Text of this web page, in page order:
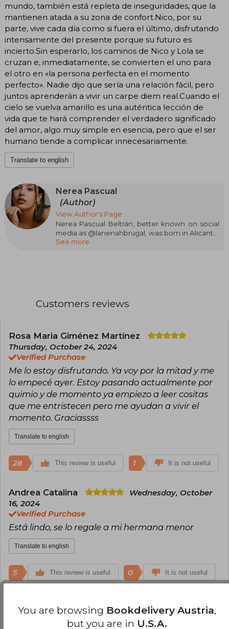
mundo, también está repleta de inseguridades, que la
mantienen atada a su zona de confort.Nico, por su
parte, vive cada día como si fuera el último, disfrutando
intensamente del presente porque su futuro es
incierto.Sin esperarlo, los caminos de Nico y Lola se
cruzan e, inmediatamente, se convierten el uno para
el otro en «la persona perfecta en el momento
perfecto». Nadie dijo que sería una relación fácil, pero
juntos aprenderán a vivir un carpe diem real.Cuando el
cielo se vuelva amarillo es una auténtica lección de
vida que te hará comprender el verdadero significado
del amor, algo muy simple en esencia, pero que el ser
humano tiende a complicar innecesariamente.
Translate to english
Nerea Pascual
(Author)
View Author's Page
Nerea Pascual Beltrán, better known on social
media as @lanenahbrugal, was born in Alicante,
a city she loves, on March 19, 2001. She studied
which supports research on Ewing's Sarcoma
See more
Customers reviews
Rosa Maria Giménez Martínez
Thursday, October 24, 2024
Verified Purchase
Me lo estoy disfrutando. Ya voy por la mitad y me
lo empecé ayer. Estoy pasando actualmente por
quimio y de momento ya empiezo a leer cositas
que me entristecen pero me ayudan a vivir el
momento. Graciassss
Translate to english
28 This review is useful 1 It is not useful
Andrea Catalina
Wednesday, October
16, 2024
Verified Purchase
Está lindo, se lo regale a mi hermana menor
Translate to english
5 This review is useful 0 It is not useful
Verified Purchase
Fíjense muy bien en las paginas y sus números. El
You are browsing Bookdelivery Austria,
but you are in U.S.A.